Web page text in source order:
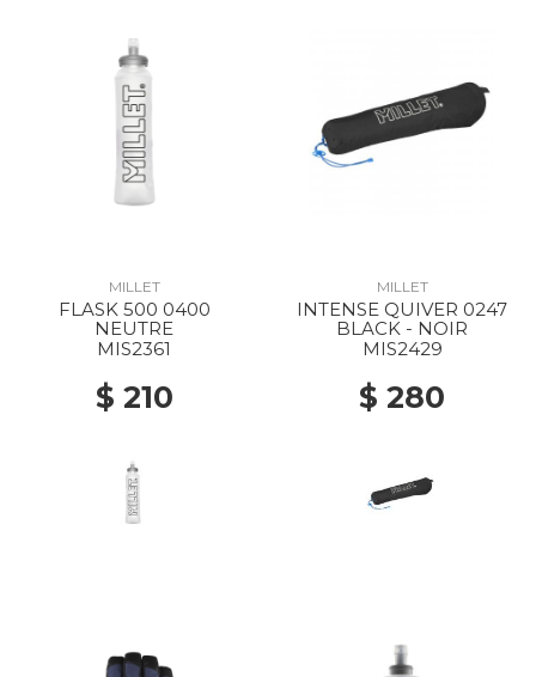
MILLET
FLASK 500 0400
NEUTRE
MIS2361
$ 210
MILLET
INTENSE QUIVER 0247
BLACK - NOIR
MIS2429
$ 280